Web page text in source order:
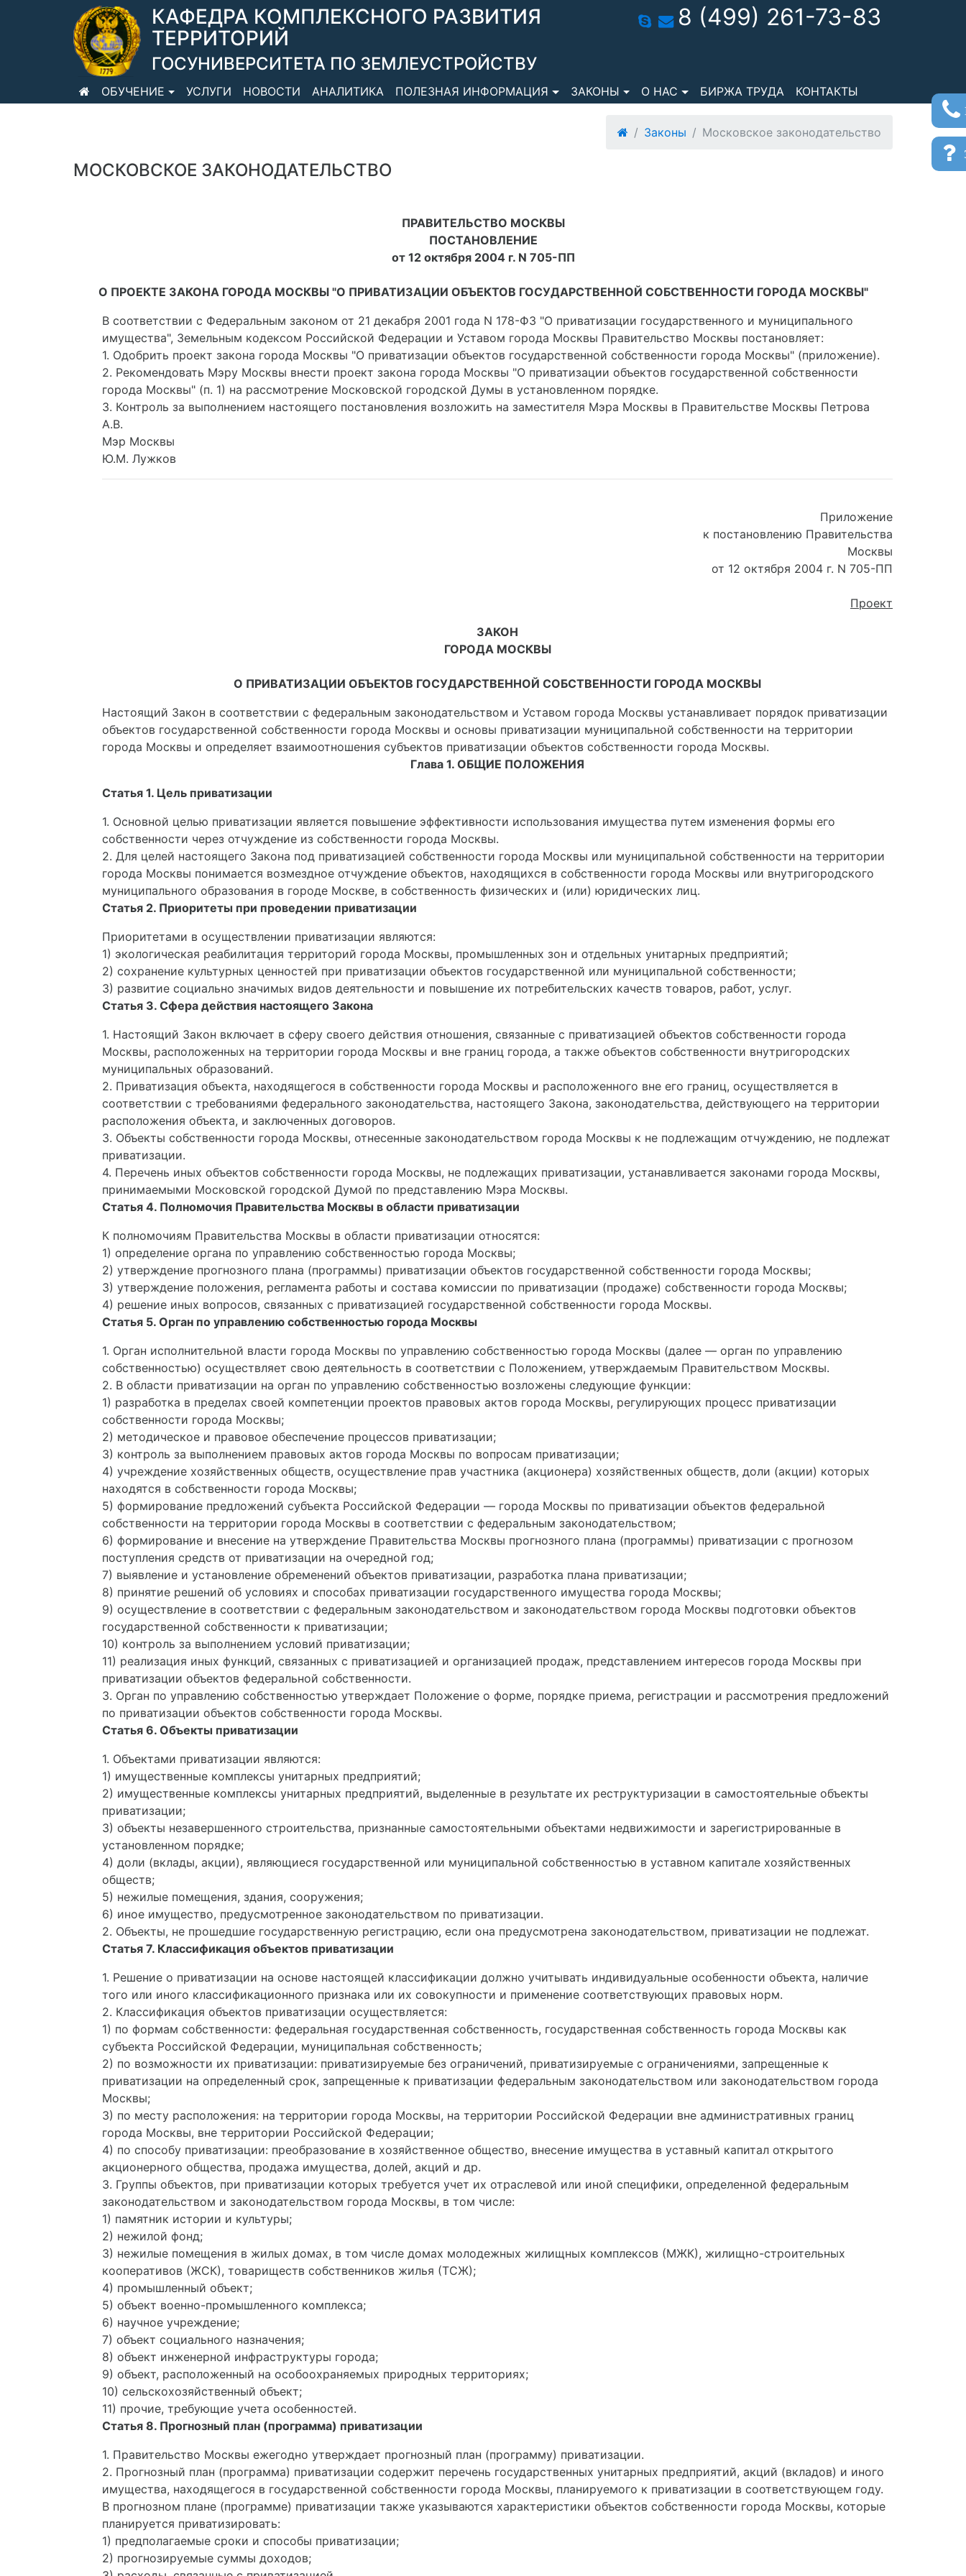
КАФЕДРА КОМПЛЕКСНОГО РАЗВИТИЯ
ТЕРРИТОРИЙ
ГОСУНИВЕРСИТЕТА ПО ЗЕМЛЕУСТРОЙСТВУ
8 (499) 261-73-83
ОБУЧЕНИЕ УСЛУГИ НОВОСТИ АНАЛИТИКА ПОЛЕЗНАЯ ИНФОРМАЦИЯ ЗАКОНЫ О НАС БИРЖА ТРУДА КОНТАКТЫ
Законы Московское законодательство
МОСКОВСКОЕ ЗАКОНОДАТЕЛЬСТВО
ПРАВИТЕЛЬСТВО МОСКВЫ
ПОСТАНОВЛЕНИЕ
от 12 октября 2004 г. N 705-ПП
О ПРОЕКТЕ ЗАКОНА ГОРОДА МОСКВЫ "О ПРИВАТИЗАЦИИ ОБЪЕКТОВ ГОСУДАРСТВЕННОЙ СОБСТВЕННОСТИ ГОРОДА МОСКВЫ"
В соответствии с Федеральным законом от 21 декабря 2001 года N 178-ФЗ "О приватизации государственного и муниципального
имущества", Земельным кодексом Российской Федерации и Уставом города Москвы Правительство Москвы постановляет:
1. Одобрить проект закона города Москвы "О приватизации объектов государственной собственности города Москвы" (приложение).
2. Рекомендовать Мэру Москвы внести проект закона города Москвы "О приватизации объектов государственной собственности
города Москвы" (п. 1) на рассмотрение Московской городской Думы в установленном порядке.
3. Контроль за выполнением настоящего постановления возложить на заместителя Мэра Москвы в Правительстве Москвы Петрова
А.В.
Мэр Москвы
Ю.М. Лужков
Приложение
к постановлению Правительства
Москвы
от 12 октября 2004 г. N 705-ПП
Проект
ЗАКОН
ГОРОДА МОСКВЫ
О ПРИВАТИЗАЦИИ ОБЪЕКТОВ ГОСУДАРСТВЕННОЙ СОБСТВЕННОСТИ ГОРОДА МОСКВЫ
Настоящий Закон в соответствии с федеральным законодательством и Уставом города Москвы устанавливает порядок приватизации
объектов государственной собственности города Москвы и основы приватизации муниципальной собственности на территории
города Москвы и определяет взаимоотношения субъектов приватизации объектов собственности города Москвы.
Глава 1. ОБЩИЕ ПОЛОЖЕНИЯ
Статья 1. Цель приватизации
1. Основной целью приватизации является повышение эффективности использования имущества путем изменения формы его
собственности через отчуждение из собственности города Москвы.
2. Для целей настоящего Закона под приватизацией собственности города Москвы или муниципальной собственности на территории
города Москвы понимается возмездное отчуждение объектов, находящихся в собственности города Москвы или внутригородского
муниципального образования в городе Москве, в собственность физических и (или) юридических лиц.
Статья 2. Приоритеты при проведении приватизации
Приоритетами в осуществлении приватизации являются:
1) экологическая реабилитация территорий города Москвы, промышленных зон и отдельных унитарных предприятий;
2) сохранение культурных ценностей при приватизации объектов государственной или муниципальной собственности;
3) развитие социально значимых видов деятельности и повышение их потребительских качеств товаров, работ, услуг.
Статья 3. Сфера действия настоящего Закона
1. Настоящий Закон включает в сферу своего действия отношения, связанные с приватизацией объектов собственности города
Москвы, расположенных на территории города Москвы и вне границ города, а также объектов собственности внутригородских
муниципальных образований.
2. Приватизация объекта, находящегося в собственности города Москвы и расположенного вне его границ, осуществляется в
соответствии с требованиями федерального законодательства, настоящего Закона, законодательства, действующего на территории
расположения объекта, и заключенных договоров.
3. Объекты собственности города Москвы, отнесенные законодательством города Москвы к не подлежащим отчуждению, не подлежат
приватизации.
4. Перечень иных объектов собственности города Москвы, не подлежащих приватизации, устанавливается законами города Москвы,
принимаемыми Московской городской Думой по представлению Мэра Москвы.
Статья 4. Полномочия Правительства Москвы в области приватизации
К полномочиям Правительства Москвы в области приватизации относятся:
1) определение органа по управлению собственностью города Москвы;
2) утверждение прогнозного плана (программы) приватизации объектов государственной собственности города Москвы;
3) утверждение положения, регламента работы и состава комиссии по приватизации (продаже) собственности города Москвы;
4) решение иных вопросов, связанных с приватизацией государственной собственности города Москвы.
Статья 5. Орган по управлению собственностью города Москвы
1. Орган исполнительной власти города Москвы по управлению собственностью города Москвы (далее — орган по управлению
собственностью) осуществляет свою деятельность в соответствии с Положением, утверждаемым Правительством Москвы.
2. В области приватизации на орган по управлению собственностью возложены следующие функции:
1) разработка в пределах своей компетенции проектов правовых актов города Москвы, регулирующих процесс приватизации
собственности города Москвы;
2) методическое и правовое обеспечение процессов приватизации;
3) контроль за выполнением правовых актов города Москвы по вопросам приватизации;
4) учреждение хозяйственных обществ, осуществление прав участника (акционера) хозяйственных обществ, доли (акции) которых
находятся в собственности города Москвы;
5) формирование предложений субъекта Российской Федерации — города Москвы по приватизации объектов федеральной
собственности на территории города Москвы в соответствии с федеральным законодательством;
6) формирование и внесение на утверждение Правительства Москвы прогнозного плана (программы) приватизации с прогнозом
поступления средств от приватизации на очередной год;
7) выявление и установление обременений объектов приватизации, разработка плана приватизации;
8) принятие решений об условиях и способах приватизации государственного имущества города Москвы;
9) осуществление в соответствии с федеральным законодательством и законодательством города Москвы подготовки объектов
государственной собственности к приватизации;
10) контроль за выполнением условий приватизации;
11) реализация иных функций, связанных с приватизацией и организацией продаж, представлением интересов города Москвы при
приватизации объектов федеральной собственности.
3. Орган по управлению собственностью утверждает Положение о форме, порядке приема, регистрации и рассмотрения предложений
по приватизации объектов собственности города Москвы.
Статья 6. Объекты приватизации
1. Объектами приватизации являются:
1) имущественные комплексы унитарных предприятий;
2) имущественные комплексы унитарных предприятий, выделенные в результате их реструктуризации в самостоятельные объекты
приватизации;
3) объекты незавершенного строительства, признанные самостоятельными объектами недвижимости и зарегистрированные в
установленном порядке;
4) доли (вклады, акции), являющиеся государственной или муниципальной собственностью в уставном капитале хозяйственных
обществ;
5) нежилые помещения, здания, сооружения;
6) иное имущество, предусмотренное законодательством по приватизации.
2. Объекты, не прошедшие государственную регистрацию, если она предусмотрена законодательством, приватизации не подлежат.
Статья 7. Классификация объектов приватизации
1. Решение о приватизации на основе настоящей классификации должно учитывать индивидуальные особенности объекта, наличие
того или иного классификационного признака или их совокупности и применение соответствующих правовых норм.
2. Классификация объектов приватизации осуществляется:
1) по формам собственности: федеральная государственная собственность, государственная собственность города Москвы как
субъекта Российской Федерации, муниципальная собственность;
2) по возможности их приватизации: приватизируемые без ограничений, приватизируемые с ограничениями, запрещенные к
приватизации на определенный срок, запрещенные к приватизации федеральным законодательством или законодательством города
Москвы;
3) по месту расположения: на территории города Москвы, на территории Российской Федерации вне административных границ
города Москвы, вне территории Российской Федерации;
4) по способу приватизации: преобразование в хозяйственное общество, внесение имущества в уставный капитал открытого
акционерного общества, продажа имущества, долей, акций и др.
3. Группы объектов, при приватизации которых требуется учет их отраслевой или иной специфики, определенной федеральным
законодательством и законодательством города Москвы, в том числе:
1) памятник истории и культуры;
2) нежилой фонд;
3) нежилые помещения в жилых домах, в том числе домах молодежных жилищных комплексов (МЖК), жилищно-строительных
кооперативов (ЖСК), товариществ собственников жилья (ТСЖ);
4) промышленный объект;
5) объект военно-промышленного комплекса;
6) научное учреждение;
7) объект социального назначения;
8) объект инженерной инфраструктуры города;
9) объект, расположенный на особоохраняемых природных территориях;
10) сельскохозяйственный объект;
11) прочие, требующие учета особенностей.
Статья 8. Прогнозный план (программа) приватизации
1. Правительство Москвы ежегодно утверждает прогнозный план (программу) приватизации.
2. Прогнозный план (программа) приватизации содержит перечень государственных унитарных предприятий, акций (вкладов) и иного
имущества, находящегося в государственной собственности города Москвы, планируемого к приватизации в соответствующем году.
В прогнозном плане (программе) приватизации также указываются характеристики объектов собственности города Москвы, которые
планируется приватизировать:
1) предполагаемые сроки и способы приватизации;
2) прогнозируемые суммы доходов;